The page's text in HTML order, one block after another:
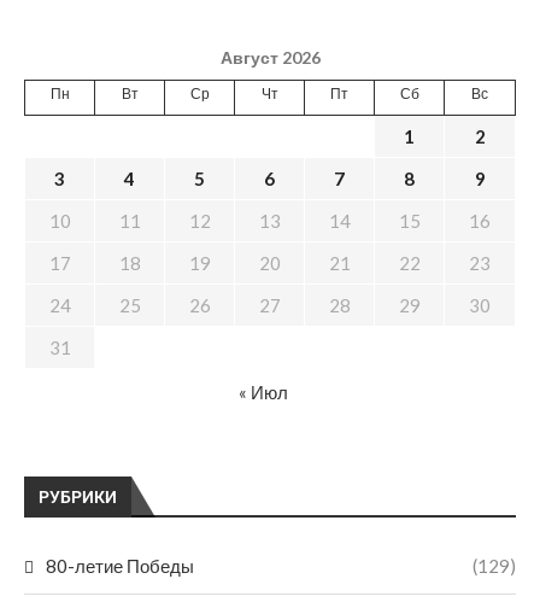
РУБРИКИ
80-летие Победы (129)
Август 2026
Пн Вт Ср Чт Пт Сб Вс
1
2
3
4 5 6 7 8
9
10
11 12 13 14 15
16
17
18 19 20 21 22
23
24
25 26 27 28 29
30
31
« Июл